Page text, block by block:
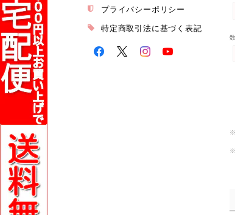
プライバシーポリシー
特定商取引法に基づく表記
※